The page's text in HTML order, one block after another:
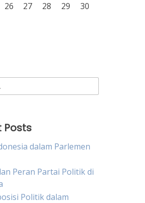
26 27 28 29
30
Posts
dalam Parlemen
Peran Partai Politik di
Politik dalam